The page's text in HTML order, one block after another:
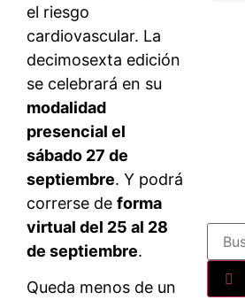
el riesgo
cardiovascular. La
decimosexta edición
se celebrará en su
modalidad
presencial el
sábado 27 de
septiembre. Y podrá
correrse de forma
virtual del 25 al 28
de septiembre.
Queda menos de un